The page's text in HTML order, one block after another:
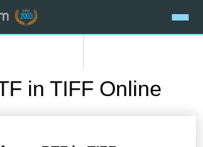
in TIFF Online